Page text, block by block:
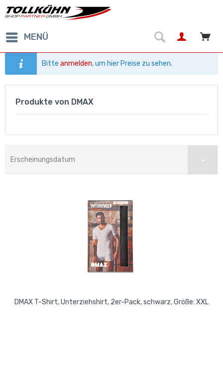
MENÜ
Bitteanmelden, um hier Preise zu sehen.
Produkte von DMAX
DMAX T-Shirt, Unterziehshirt, 2er-Pack, schwarz, Größe: XXL